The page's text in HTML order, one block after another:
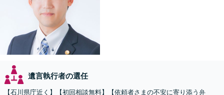
遺言執行者の選任
【石川県庁近く】【初回相談無料】【依頼者さまの不安に寄り添う弁